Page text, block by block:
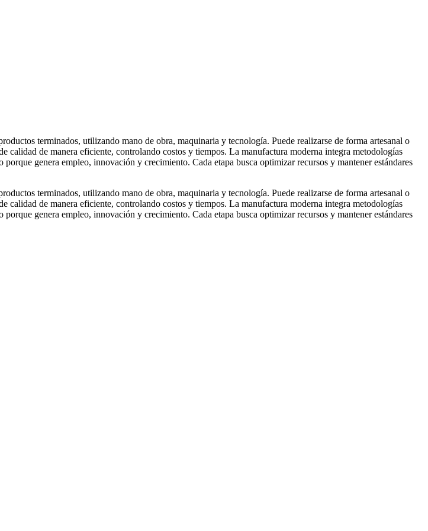
terminados, utilizando mano de obra, maquinaria y tecnología. Puede realizarse de forma artesanal o
de manera eficiente, controlando costos y tiempos. La manufactura moderna integra metodologías
genera empleo, innovación y crecimiento. Cada etapa busca optimizar recursos y mantener estándares
terminados, utilizando mano de obra, maquinaria y tecnología. Puede realizarse de forma artesanal o
de manera eficiente, controlando costos y tiempos. La manufactura moderna integra metodologías
genera empleo, innovación y crecimiento. Cada etapa busca optimizar recursos y mantener estándares